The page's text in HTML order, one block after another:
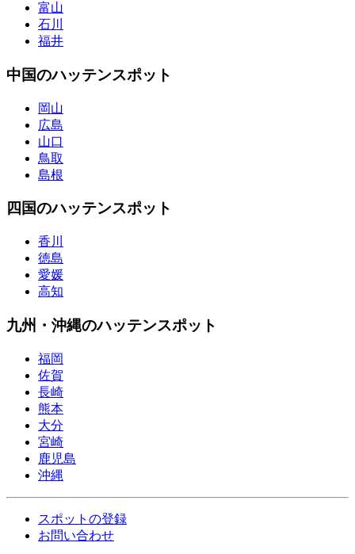
富山
石川
福井
中国のハッテンスポット
岡山
広島
山口
鳥取
島根
四国のハッテンスポット
香川
徳島
愛媛
高知
九州・沖縄のハッテンスポット
福岡
佐賀
長崎
熊本
大分
宮崎
鹿児島
沖縄
スポットの登録
お問い合わせ